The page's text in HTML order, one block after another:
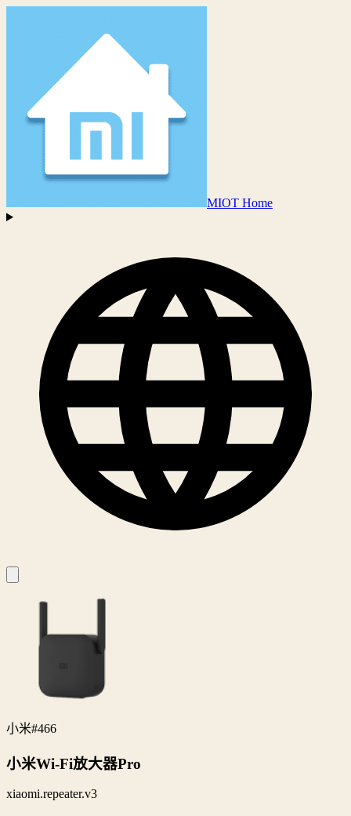
MIOT Home
小米#466
小米Wi-Fi放大器Pro
xiaomi.repeater.v3